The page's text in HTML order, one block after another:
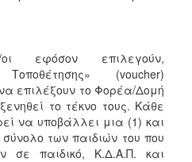
οι εφόσον επιλεγούν,
(voucher)
να επιλέξουν το Φορέα/Δομή
το τέκνο τους. Κάθε
να υποβάλλει μια (1) και
των παιδιών του που
σε παιδικό, Κ.Δ.Α.Π. και